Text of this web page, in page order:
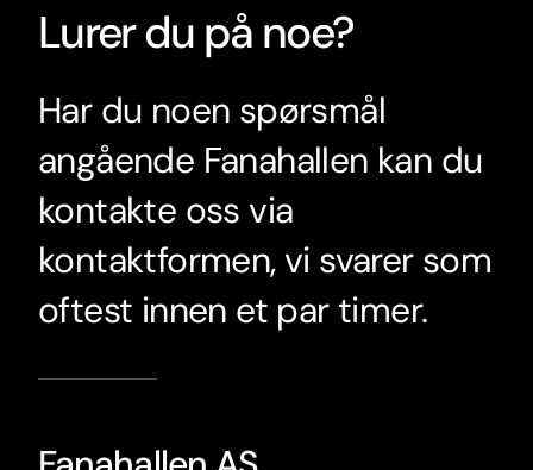
Lurer du på noe?
Har du noen spørsmål
angående Fanahallen kan du
kontakte oss via
kontaktformen, vi svarer som
oftest innen et par timer.